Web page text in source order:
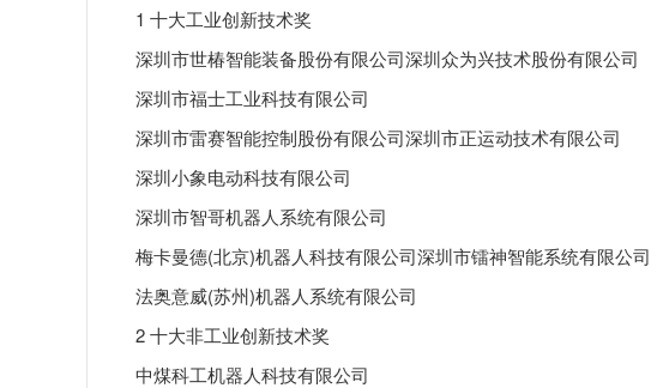
1 十大工业创新技术奖
深圳市世椿智能装备股份有限公司深圳众为兴技术股份有限公司
深圳市福士工业科技有限公司
深圳市雷赛智能控制股份有限公司深圳市正运动技术有限公司
深圳小象电动科技有限公司
深圳市智哥机器人系统有限公司
梅卡曼德(北京)机器人科技有限公司深圳市镭神智能系统有限公司
法奥意威(苏州)机器人系统有限公司
2 十大非工业创新技术奖
中煤科工机器人科技有限公司